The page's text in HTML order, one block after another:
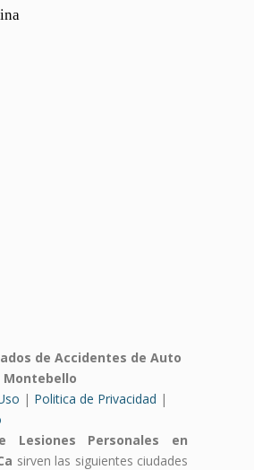
de Accidentes de Auto
Montebello
| Politica de Privacidad |
Lesiones Personales en
sirven las siguientes ciudades